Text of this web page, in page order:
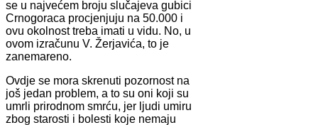
se u najvećem broju slučajeva gubici
Crnogoraca procjenjuju na 50.000 i
ovu okolnost treba imati u vidu. No, u
ovom izračunu V. Žerjavića, to je
zanemareno.
Ovdje se mora skrenuti pozornost na
još jedan problem, a to su oni koji su
umrli prirodnom smrću, jer ljudi umiru
zbog starosti i bolesti koje nemaju